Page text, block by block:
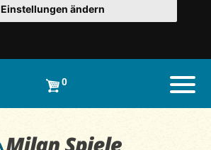
Einstellungen ändern
0